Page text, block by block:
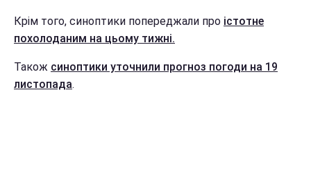
Крім того, синоптики попереджали про істотне
похолоданим на цьому тижні.
Також синоптики уточнили прогноз погоди на 19
листопада.